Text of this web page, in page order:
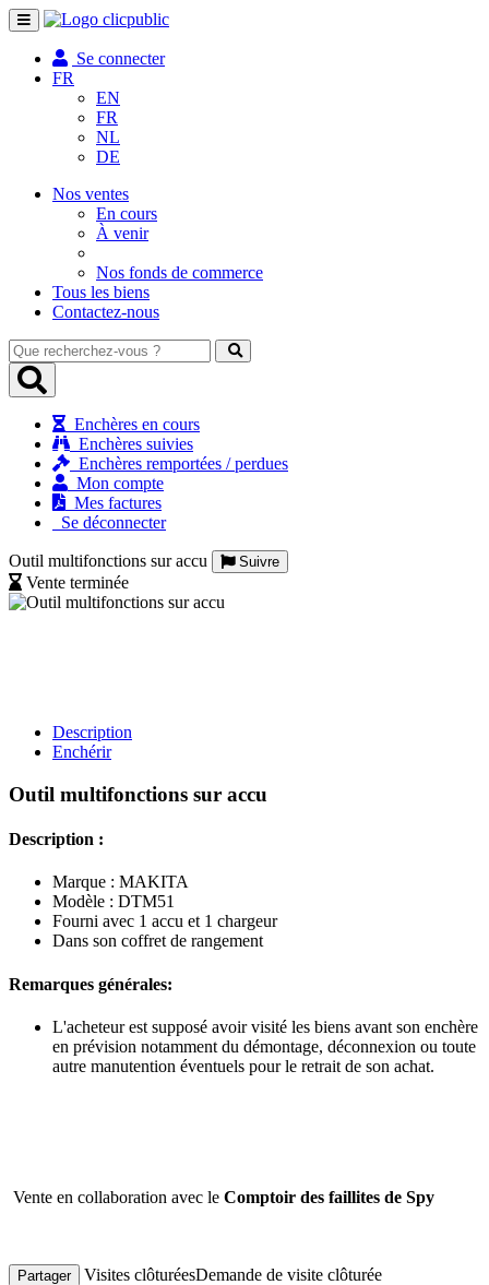
Toggle
navigation
Se connecter
FR
EN
FR
NL
DE
Nos ventes
En cours
À venir
Nos fonds de commerce
Tous les biens
Contactez-nous
Que
recherchez-
vous
Enchères en cours
Enchères suivies
Enchères remportées / perdues
Mon compte
Mes factures
Se déconnecter
Outil multifonctions sur accu Suivre
Vente terminée
Description
Enchérir
Outil multifonctions sur accu
Description :
Marque : MAKITA
Modèle : DTM51
Fourni avec 1 accu et 1 chargeur
Dans son coffret de rangement
Remarques générales:
L'acheteur est supposé avoir visité les biens avant son enchère
en prévision notamment du démontage, déconnexion ou toute
autre manutention éventuels pour le retrait de son achat.
Vente en collaboration avec le Comptoir des faillites de Spy
Partager Visites clôturéesDemande de visite clôturée